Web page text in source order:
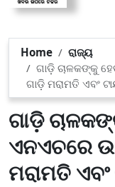
Home
ରାଜ୍ୟ
ଗାଡ଼ି ଚାଳକଙ୍କୁ
ଗାଡ଼ି ମରାମତି ଏବଂ
ଗାଡ଼ି
ଏନଏଚରେ
ମରାମତି